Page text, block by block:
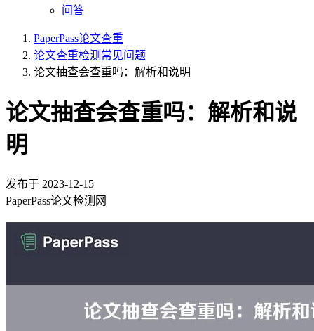
问答
PaperPass论文查重
论文查重检测常见问题
论文抽查会查重吗：解析和说明
论文抽查会查重吗：解析和说
明
发布于 2023-12-15
PaperPass论文检测网